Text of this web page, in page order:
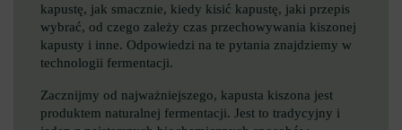
kapustę, jak smacznie, kiedy kisić kapustę, jaki przepis
wybrać, od czego zależy czas przechowywania kiszonej
kapusty i inne. Odpowiedzi na te pytania znajdziemy w
technologii fermentacji.
Zacznijmy od najważniejszego, kapusta kiszona jest
produktem naturalnej fermentacji. Jest to tradycyjny i